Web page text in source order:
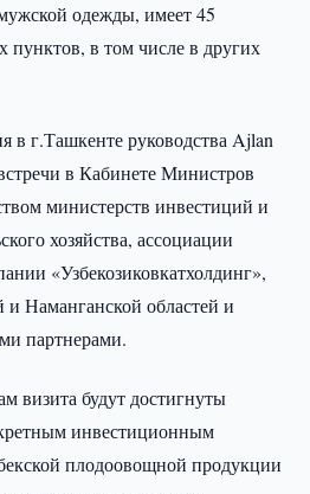
одежды, имеет 45
пунктов, в том числе в других
в г.Ташкенте руководства Ajlan
в Кабинете Министров
министерств инвестиций и
хозяйства, ассоциации
«Узбекозиковкатхолдинг»,
Наманганской областей и
партнерами.
визита будут достигнуты
инвестиционным
плодоовощной продукции